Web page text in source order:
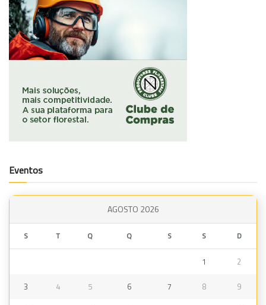
Eventos
AGOSTO 2026
S T Q Q S S D
1 2
3 4 5 6 7 8 9